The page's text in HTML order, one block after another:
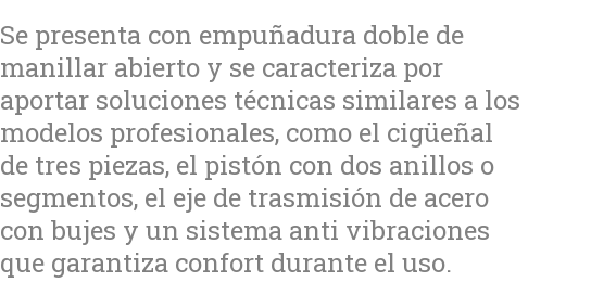
Se presenta con empuñadura doble de
manillar abierto y se caracteriza por
aportar soluciones técnicas similares a los
modelos profesionales, como el cigüeñal
de tres piezas, el pistón con dos anillos o
segmentos, el eje de trasmisión de acero
con bujes y un sistema anti vibraciones
que garantiza confort durante el uso.